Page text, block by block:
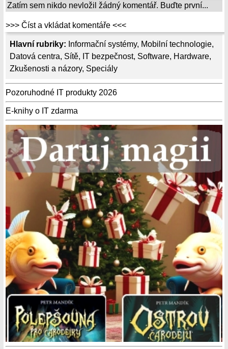
Hlavní rubriky: Informační systémy, Mobilní technologie,
Datová centra, Sítě, IT bezpečnost, Software, Hardware,
Zkušenosti a názory, Speciály
Pozoruhodné IT produkty 2026
E-knihy o IT zdarma
Zatím sem nikdo nevložil žádný komentář. Buďte první...
>>> Číst a vkládat komentáře <<<